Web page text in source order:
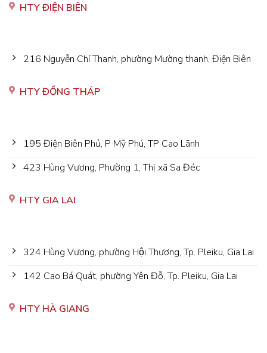
HTY ĐIỆN BIÊN
216 Nguyễn Chí Thanh, phường Mường thanh, Điện Biên
HTY ĐỒNG THÁP
195 Điện Biên Phủ, P Mỹ Phú, TP Cao Lãnh
423 Hùng Vương, Phường 1, Thị xã Sa Đéc
HTY GIA LAI
324 Hùng Vương, phường Hội Thương, Tp. Pleiku, Gia Lai
142 Cao Bá Quát, phường Yên Đỗ, Tp. Pleiku, Gia Lai
HTY HÀ GIANG